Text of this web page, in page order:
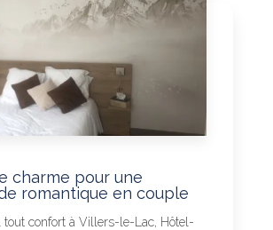
charme pour une
romantique en couple
tout confort à Villers-le-Lac, Hôtel-